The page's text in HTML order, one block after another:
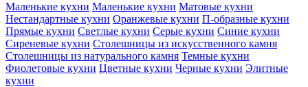
Маленькие кухни Маленькие кухни Матовые кухни
Нестандартные кухни Оранжевые кухни П-образные кухни
Прямые кухни Светлые кухни Серые кухни Синие кухни
Сиреневые кухни Столешницы из искусственного камня
Столешницы из натурального камня Темные кухни
Фиолетовые кухни Цветные кухни Черные кухни Элитные
кухни